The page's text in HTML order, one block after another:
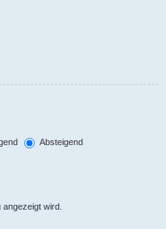
Absteigend
wird.